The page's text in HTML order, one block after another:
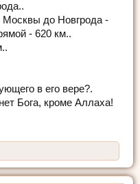
Москвы до Новгрода -
- 620 км..
в его вере?.
Бога, кроме Аллаха!